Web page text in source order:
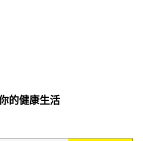
的健康生活